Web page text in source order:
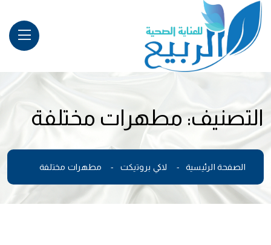
التصنيف: مطهرات مختلفة
الصفحة الرئيسية لاكي بروتيكت مطهرات مختلفة